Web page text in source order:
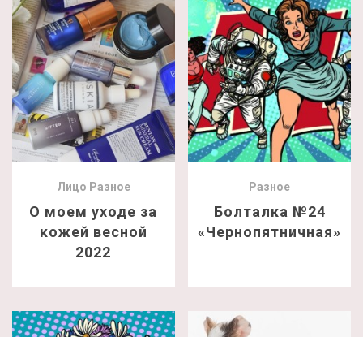
Лицо Разное
О моем уходе за
кожей весной
2022
Разное
Болталка №24
«Чернопятничная»